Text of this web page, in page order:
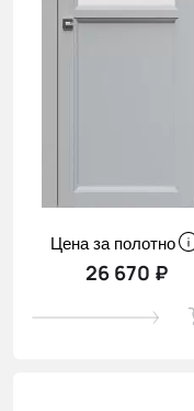
Цена за полотно
26 670 ₽